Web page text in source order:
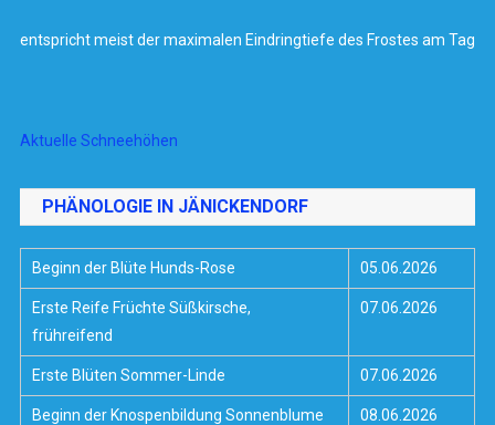
entspricht meist der maximalen Eindringtiefe des Frostes am Tag
Aktuelle Schneehöhen
PHÄNOLOGIE IN JÄNICKENDORF
Beginn der Blüte Hunds-Rose 05.06.2026
Erste Reife Früchte Süßkirsche,
frühreifend
07.06.2026
Erste Blüten Sommer-Linde 07.06.2026
Beginn der Knospenbildung Sonnenblume 08.06.2026